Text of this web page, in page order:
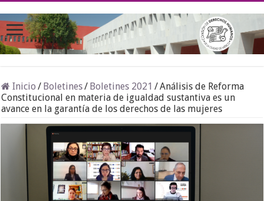
Inicio / Boletines/ Boletines 2021 /Análisis de Reforma
Constitucional en materia de igualdad sustantiva es un
avance en la garantía de los derechos de las mujeres